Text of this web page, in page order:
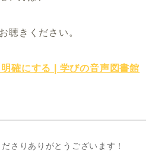
聴きください。
確にする | 学びの音声図書館
さりありがとうございます！